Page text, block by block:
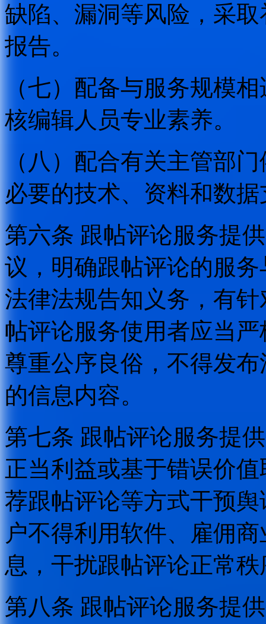
缺陷、漏洞等风险，采
报告。
（七）配备与服务规模
核编辑人员专业素养。
（八）配合有关主管部
必要的技术、资料和数
第六条 跟帖评论服务提
议，明确跟帖评论的服
法律法规告知义务，有
帖评论服务使用者应当
尊重公序良俗，不得发
的信息内容。
第七条 跟帖评论服务提
正当利益或基于错误价
荐跟帖评论等方式干预
户不得利用软件、雇佣
息，干扰跟帖评论正常
第八条 跟帖评论服务提